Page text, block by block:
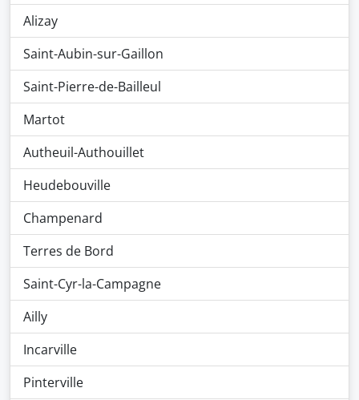
Alizay
Saint-Aubin-sur-Gaillon
Saint-Pierre-de-Bailleul
Martot
Autheuil-Authouillet
Heudebouville
Champenard
Terres de Bord
Saint-Cyr-la-Campagne
Ailly
Incarville
Pinterville